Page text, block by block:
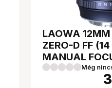
LAOWA
ZERO-D FF
MANUAL
Még